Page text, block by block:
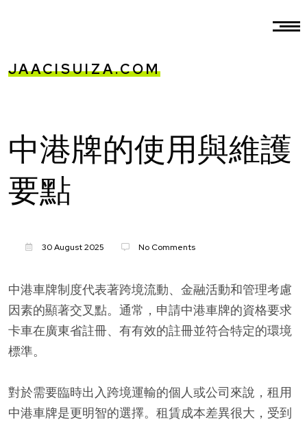
JAACISUIZA.COM
中港牌的使用與維護
要點
30 August 2025 No Comments
中港車牌制度代表著跨境流動、金融活動和管理考慮
因素的顯著交叉點。通常，申請中港車牌的資格要求
卡車在廣東省註冊、有有效的註冊並符合特定的環境
標準。
對於需要臨時出入跨境運輸的個人或公司來說，租用
中港車牌是更明智的選擇。租賃成本差異很大，受到